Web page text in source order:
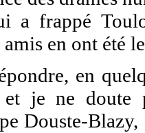
a frappé
amis en ont été
en
et je ne doute
Douste-